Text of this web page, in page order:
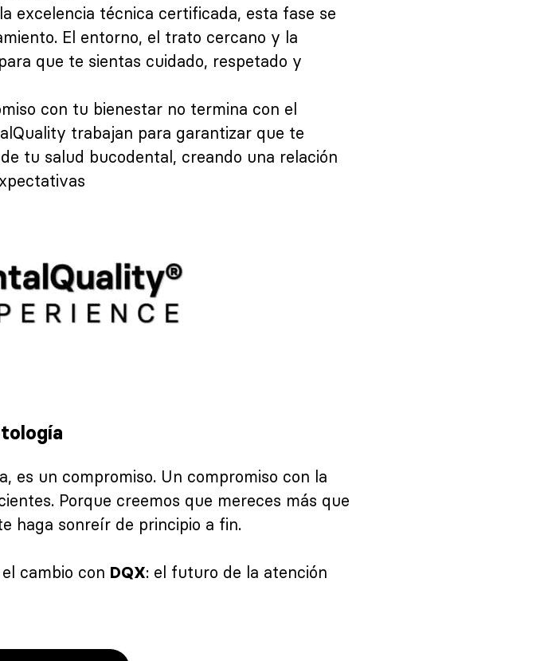
excelencia técnica certificada, esta fase se
El entorno, el trato cercano y la
que te sientas cuidado, respetado y
con tu bienestar no termina con el
trabajan para garantizar que te
tu salud bucodental, creando una relación
es un compromiso. Un compromiso con la
Porque creemos que mereces más que
haga sonreír de principio a fin.
cambio con DQX: el futuro de la atención